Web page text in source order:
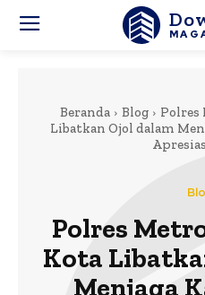
Beranda Blog
Polres
Libatkan Ojol dalam
Polres
Kota
Menjaga